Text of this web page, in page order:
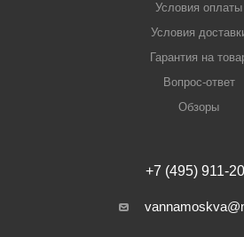
Условия оплаты
Условия
Гарантия на
Вопрос-ответ
Обзоры
+7 (495) 911-